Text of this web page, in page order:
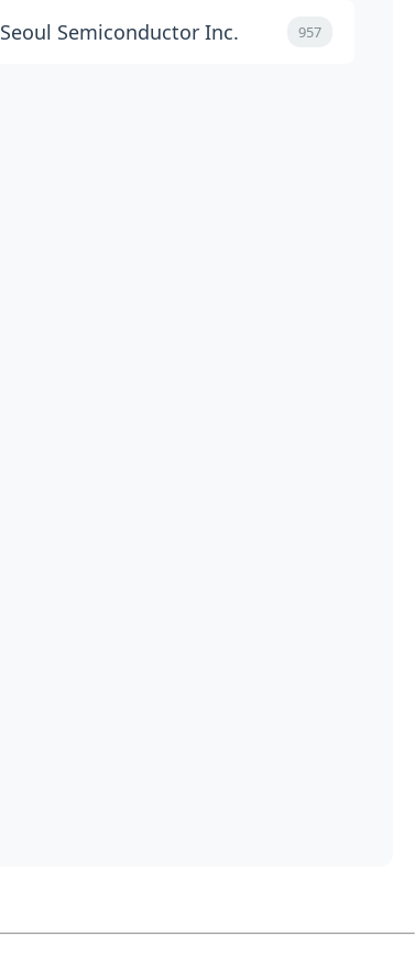
Seoul Semiconductor Inc. 957